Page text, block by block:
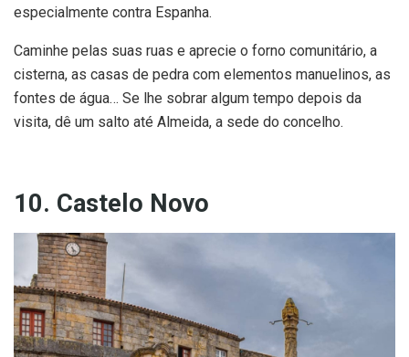
especialmente contra Espanha.
Caminhe pelas suas ruas e aprecie o forno comunitário, a
cisterna, as casas de pedra com elementos manuelinos, as
fontes de água… Se lhe sobrar algum tempo depois da
visita, dê um salto até Almeida, a sede do concelho.
10. Castelo Novo